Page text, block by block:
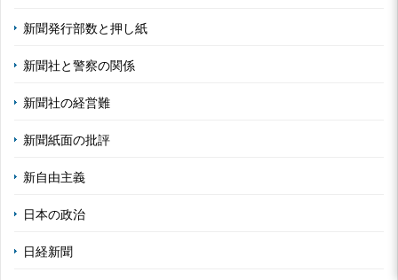
新聞発行部数と押し紙
新聞社と警察の関係
新聞社の経営難
新聞紙面の批評
新自由主義
日本の政治
日経新聞